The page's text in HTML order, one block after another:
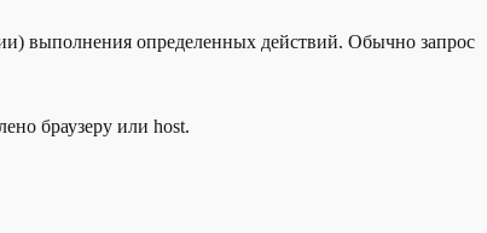
выполнения определенных действий. Обычно запрос
браузеру или host.